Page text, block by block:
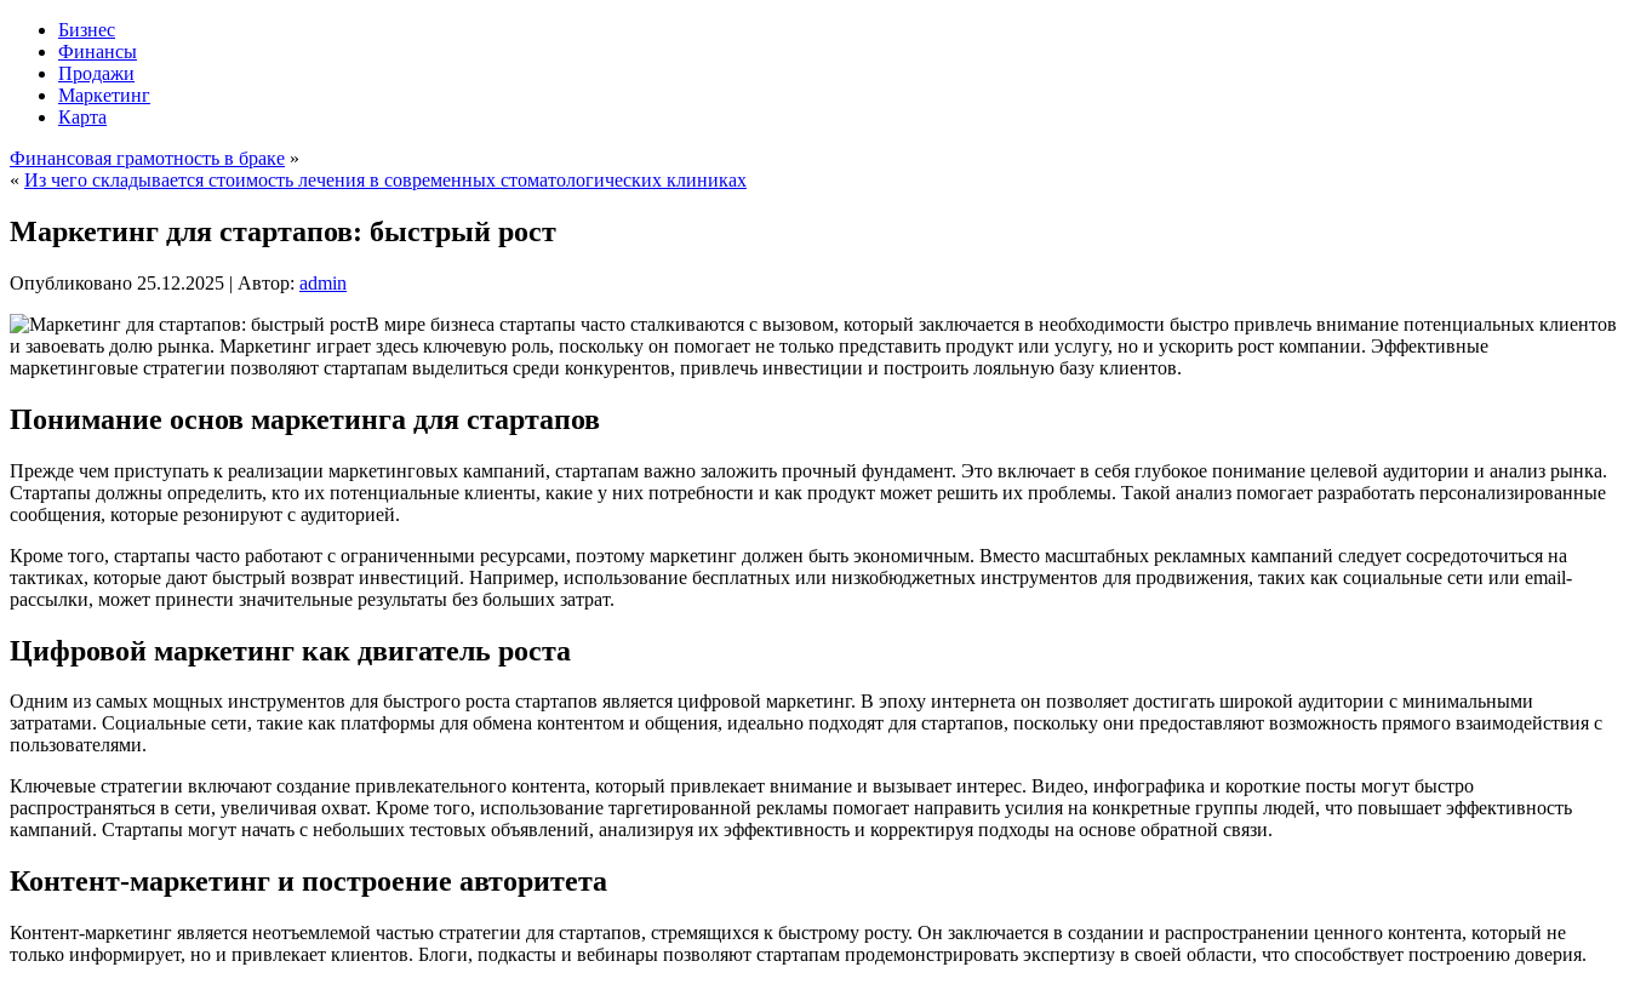
Бизнес
Финансы
Продажи
Маркетинг
Карта
Финансовая грамотность в браке »
« Из чего складывается стоимость лечения в современных стоматологических клиниках
Маркетинг для стартапов: быстрый рост
Опубликовано 25.12.2025 | Автор: admin
В мире бизнеса стартапы часто сталкиваются с вызовом, который заключается в необходимости быстро привлечь внимание потенциальных клиентов
и завоевать долю рынка. Маркетинг играет здесь ключевую роль, поскольку он помогает не только представить продукт или услугу, но и ускорить рост компании. Эффективные
маркетинговые стратегии позволяют стартапам выделиться среди конкурентов, привлечь инвестиции и построить лояльную базу клиентов.
Понимание основ маркетинга для стартапов
Прежде чем приступать к реализации маркетинговых кампаний, стартапам важно заложить прочный фундамент. Это включает в себя глубокое понимание целевой аудитории и анализ рынка.
Стартапы должны определить, кто их потенциальные клиенты, какие у них потребности и как продукт может решить их проблемы. Такой анализ помогает разработать персонализированные
сообщения, которые резонируют с аудиторией.
Кроме того, стартапы часто работают с ограниченными ресурсами, поэтому маркетинг должен быть экономичным. Вместо масштабных рекламных кампаний следует сосредоточиться на
тактиках, которые дают быстрый возврат инвестиций. Например, использование бесплатных или низкобюджетных инструментов для продвижения, таких как социальные сети или email-
рассылки, может принести значительные результаты без больших затрат.
Цифровой маркетинг как двигатель роста
Одним из самых мощных инструментов для быстрого роста стартапов является цифровой маркетинг. В эпоху интернета он позволяет достигать широкой аудитории с минимальными
затратами. Социальные сети, такие как платформы для обмена контентом и общения, идеально подходят для стартапов, поскольку они предоставляют возможность прямого взаимодействия с
пользователями.
Ключевые стратегии включают создание привлекательного контента, который привлекает внимание и вызывает интерес. Видео, инфографика и короткие посты могут быстро
распространяться в сети, увеличивая охват. Кроме того, использование таргетированной рекламы помогает направить усилия на конкретные группы людей, что повышает эффективность
кампаний. Стартапы могут начать с небольших тестовых объявлений, анализируя их эффективность и корректируя подходы на основе обратной связи.
Контент-маркетинг и построение авторитета
Контент-маркетинг является неотъемлемой частью стратегии для стартапов, стремящихся к быстрому росту. Он заключается в создании и распространении ценного контента, который не
только информирует, но и привлекает клиентов. Блоги, подкасты и вебинары позволяют стартапам продемонстрировать экспертизу в своей области, что способствует построению доверия.